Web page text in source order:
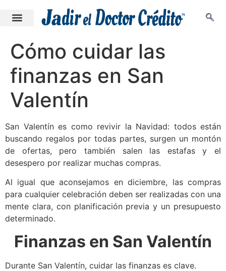
Cómo cuidar las
finanzas en San
Valentín
San Valentín es como revivir la Navidad: todos están
buscando regalos por todas partes, surgen un montón
de ofertas, pero también salen las estafas y el
desespero por realizar muchas compras.
Al igual que aconsejamos endiciembre, las compras
para cualquier celebración deben ser realizadas con una
mente clara, con planificación previa y un presupuesto
determinado.
Finanzas en San Valentín
Durante San Valentín, cuidar las finanzas es clave.